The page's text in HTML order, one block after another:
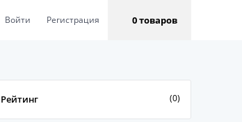
Войти Регистрация 0 товаров
Рейтинг (0)